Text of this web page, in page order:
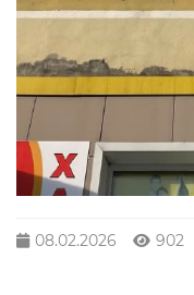
08.02.2026 902